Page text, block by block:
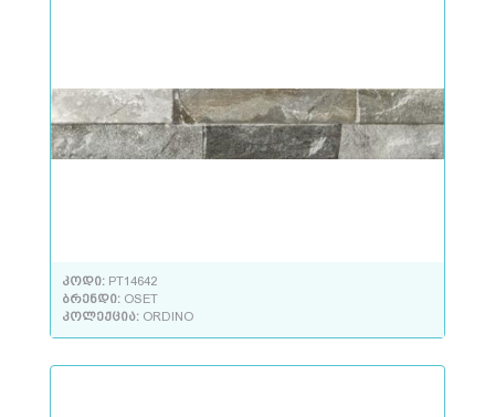
კოდი: PT14642
ბრენდი: OSET
კოლექცია: ORDINO